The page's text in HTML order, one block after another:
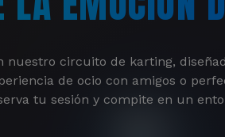
circuito de karting,
de ocio con amigos o
tu sesión y compite en un